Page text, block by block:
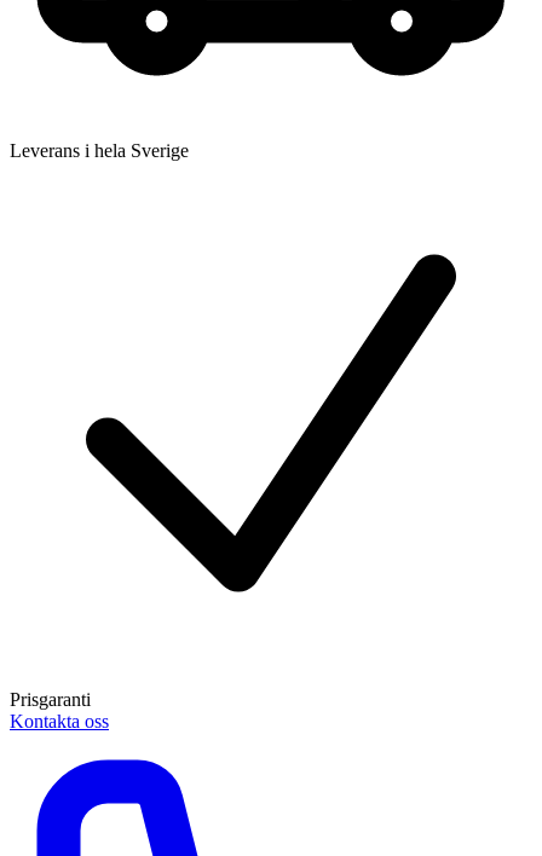
Leverans i hela Sverige
Prisgaranti
Kontakta oss